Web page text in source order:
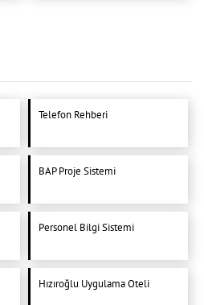
Telefon Rehberi
BAP Proje Sistemi
Personel Bilgi Sistemi
Hızıroğlu Uygulama Oteli